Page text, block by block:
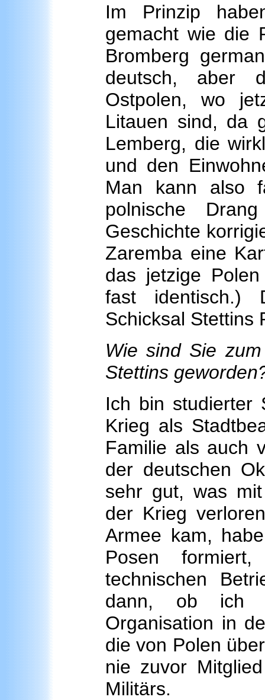
Im Prinzip
gemacht wie die
Bromberg
deutsch, aber
Ostpolen, wo
Litauen sind, da
Lemberg, die
und den
Man kann also
polnische
Geschichte
Zaremba eine
das jetzige
fast identisch.)
Schicksal Stettins
Wie sind Sie
Stettins
Ich bin studierter
Krieg als
Familie als auch
der deutschen
sehr gut, was
der Krieg
Armee kam,
Posen
technischen
dann, ob ich
Organisation in
die von Polen
nie zuvor
Militärs.